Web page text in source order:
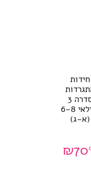
חידות
סדרה 3
לגילאי 6-8
(א-ג)
₪70